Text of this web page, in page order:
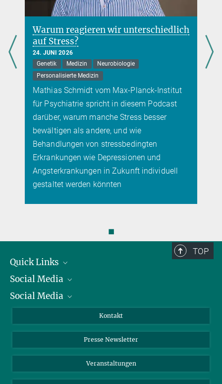
Warum reagieren wir unterschiedlich
auf Stress?
24. JUNI 2026
Genetik
Medizin
Neurobiologie
Personalisierte Medizin
Mathias Schmidt vom Max-Planck-Institut
für Psychiatrie spricht in diesem Podcast
darüber, warum manche Stress besser
bewältigen als andere, und wie
Behandlungen von stressbedingten
Erkrankungen wie Depressionen und
Angsterkrankungen in Zukunft individuell
gestaltet werden könnten
◼
TOP
Quick Links
Präsident
Zahlen und Fakten
Meldestelle Fehlverhalten
Social Media
Bluesky
TikTok
Social Media
Instagram
YouTube
Kontakt
Presse Newsletter
Veranstaltungen